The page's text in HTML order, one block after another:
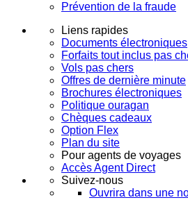
Prévention de la fraude
Liens rapides
Documents électroniques
Forfaits tout inclus pas
Vols pas chers
Offres de dernière minute
Brochures électroniques
Politique ouragan
Chèques cadeaux
Option Flex
Plan du site
Pour agents de voyages
Accès Agent Direct
Suivez-nous
Ouvrira dans une